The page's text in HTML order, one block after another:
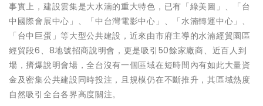
事實上，建設雲集是大水湳的重大特色，已有「綠美圖」、「台
中國際會展中心」、「中台灣電影中心」、「水湳轉運中心」、
「台中巨蛋」等大型公共建設，近來由市府主導的水湳經貿園區
經貿段6、8地號招商說明會，更是吸引50餘家廠商、近百人到
場，擠爆說明會場，全台沒有一個區域在短時間內有如此大量資
金及密集公共建設同時投注，且規模仍在不斷推升，其區域熱度
自然吸引全台各界高度關注。